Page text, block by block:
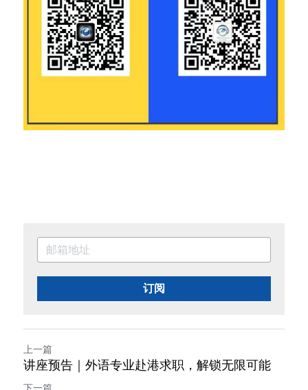
订阅
上一篇
讲座预告｜外语专业赴港求职，解锁无限可能